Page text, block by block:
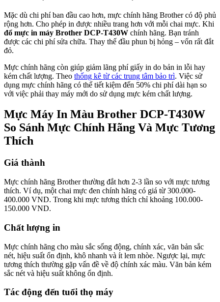
Mặc dù chi phí ban đầu cao hơn, mực chính hãng Brother có độ phủ
rộng hơn. Cho phép in được nhiều trang hơn với mỗi chai mực. Khi
đổ mực in máy Brother DCP-T430W chính hãng. Bạn tránh
được các chi phí sửa chữa. Thay thế đầu phun bị hỏng – vốn rất đắt
đỏ.
Mực chính hãng còn giúp giảm lãng phí giấy in do bản in lỗi hay
kém chất lượng. Theo thống kê từ các trung tâm bảo trì. Việc sử
dụng mực chính hãng có thể tiết kiệm đến 50% chi phí dài hạn so
với việc phải thay máy mới do sử dụng mực kém chất lượng.
Mực Máy In Màu Brother DCP-T430W
So Sánh Mực Chính Hãng Và Mực Tương
Thích
Giá thành
Mực chính hãng Brother thường đắt hơn 2-3 lần so với mực tương
thích. Ví dụ, một chai mực đen chính hãng có giá từ 300.000-
400.000 VND. Trong khi mực tương thích chỉ khoảng 100.000-
150.000 VND.
Chất lượng in
Mực chính hãng cho màu sắc sống động, chính xác, văn bản sắc
nét, hiệu suất ổn định, khô nhanh và ít lem nhòe. Ngược lại, mực
tương thích thường gặp vấn đề về độ chính xác màu. Văn bản kém
sắc nét và hiệu suất không ổn định.
Tác động đến tuổi thọ máy